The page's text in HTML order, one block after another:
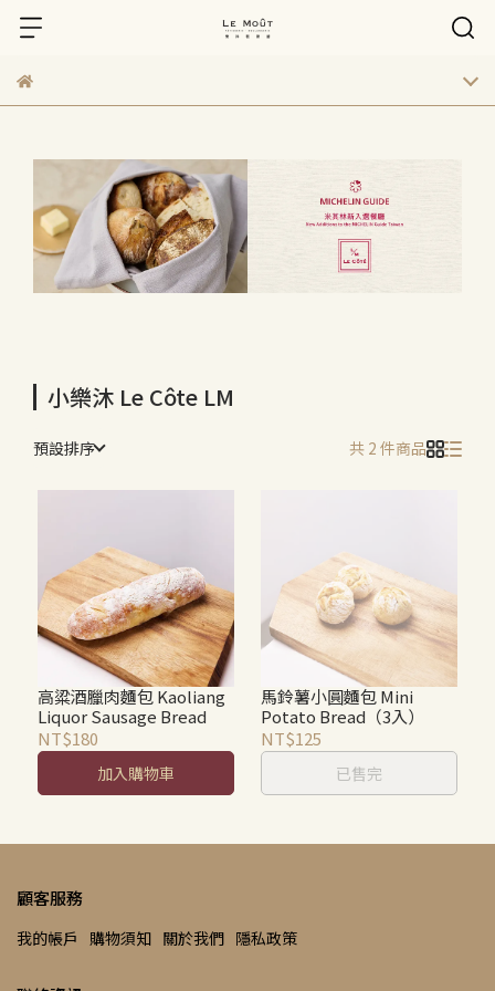
小樂沐 Le Côte LM
預設排序 共 2 件商品
高粱酒臘肉麵包 Kaoliang
Liquor Sausage Bread
NT$180
加入購物車
馬鈴薯小圓麵包 Mini
Potato Bread（3入）
NT$125
已售完
顧客服務
我的帳戶 購物須知 關於我們 隱私政策